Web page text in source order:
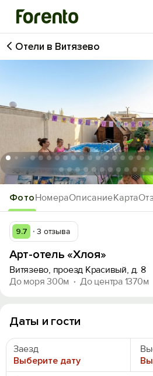
Войти
История просмотра
Добавить свой объект
ФотоНомераОписаниеКарта
Отели в Витязево
9.7 3 отзыва
Арт-отель «Хлоя»
Витязево, проезд Красивый, д. 8
До моря 300м
До центра 1370м
Даты и гости
Заезд
Выберите дату